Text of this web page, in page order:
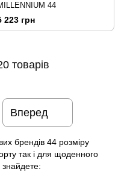
44
223 грн
товарів
Вперед
брендів 44 розміру
так і для щоденного